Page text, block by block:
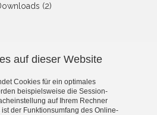
(2)
Produkte und die
mehr verpasst.
Newsletter
auf dieser Website
Cookies für ein optimales
beispielsweise die Session-
auf Ihrem Rechner
der Funktionsumfang des Online-